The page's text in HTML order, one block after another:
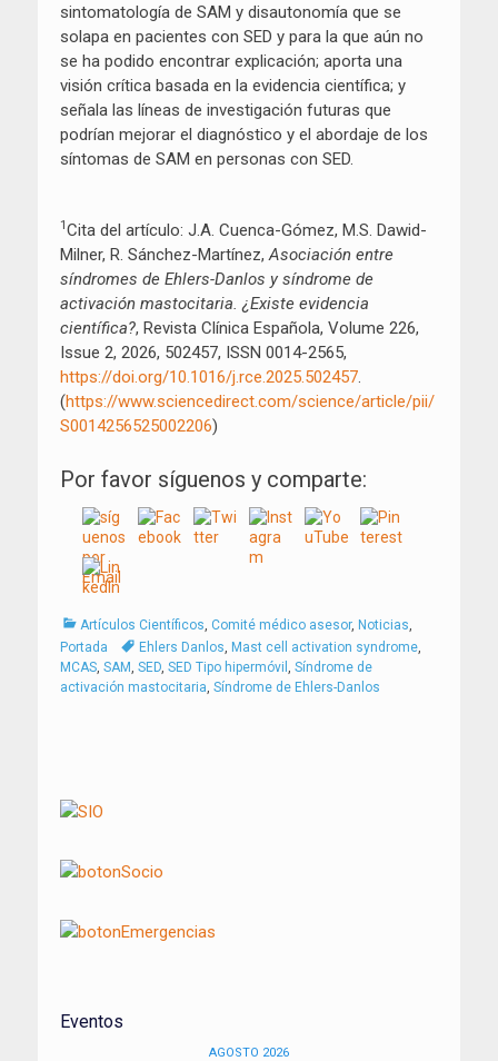
sintomatología de SAM y disautonomía que se
solapa en pacientes con SED y para la que aún no
se ha podido encontrar explicación; aporta una
visión crítica basada en la evidencia científica; y
señala las líneas de investigación futuras que
podrían mejorar el diagnóstico y el abordaje de los
síntomas de SAM en personas con SED.
1 Cita del artículo: J.A. Cuenca-Gómez, M.S. Dawid-
Milner, R. Sánchez-Martínez,Asociación entre
síndromes de Ehlers-Danlos y síndrome de
activación mastocitaria. ¿Existe evidencia
científica?, Revista Clínica Española, Volume 226,
Issue 2, 2026, 502457, ISSN 0014-2565,
https://doi.org/10.1016/j.rce.2025.502457.
(https://www.sciencedirect.com/science/article/pii/
S0014256525002206)
Por favor síguenos y comparte:
Categorías
Artículos Científicos, Comité médico asesor, Noticias,
Portada
TagsEhlers Danlos, Mast cell activation syndrome,
MCAS, SAM, SED, SED Tipo hipermóvil , Síndrome de
activación mastocitaria, Síndrome de Ehlers-Danlos
entradas
Eventos
AGOSTO 2026